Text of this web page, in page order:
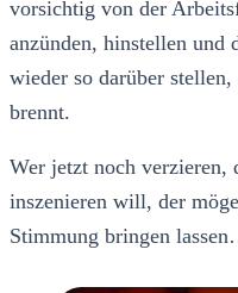
vorsichtig von der
anzünden, hinstellen und
wieder so darüber
brennt.
Wer jetzt noch verzieren,
inszenieren will, der
Stimmung bringen